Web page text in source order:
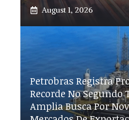
August 1, 2026
Petrobras Registra
Recorde No Segundo
Amplia Busca Por